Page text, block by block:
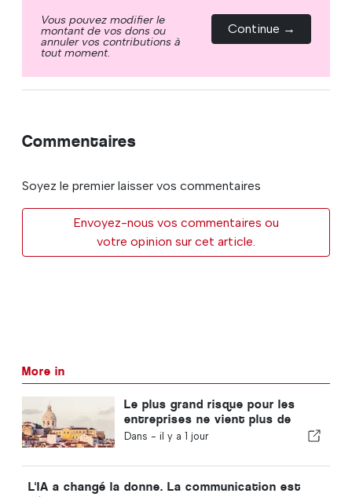
Vous pouvez modifier le
montant de vos dons ou
annuler vos contributions à
tout moment.
Continue →
Commentaires
Soyez le premier laisser vos commentaires
Envoyez-nous vos commentaires ou
votre opinion sur cet article.
More in
Le plus grand risque pour les
entreprises ne vient plus de
l'économie !
Dans - il y a 1 jour
L'IA a changé la donne. La communication est